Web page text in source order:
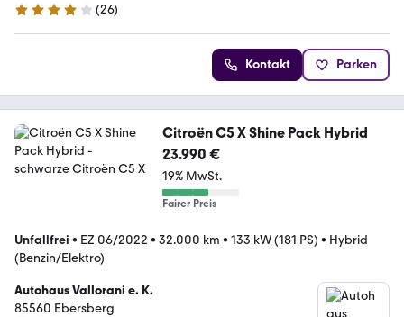
4 Sterne
(26)
Kontakt Parken
Citroën C5 X Shine Pack Hybrid
23.990 €
19% MwSt.
Fairer Preis
Unfallfrei • EZ 06/2022 • 32.000 km • 133 kW (181 PS) • Hybrid
(Benzin/Elektro)
Autohaus Vallorani e. K.
85560 Ebersberg